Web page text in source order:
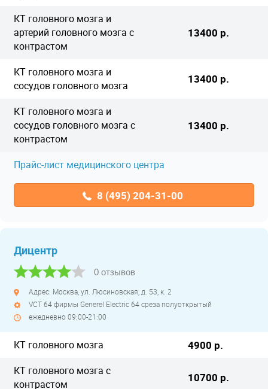
КТ головного мозга и
артерий головного мозга с
контрастом
13400 р.
КТ головного мозга и
сосудов головного мозга
13400 р.
КТ головного мозга и
сосудов головного мозга с
контрастом
13400 р.
Прайс-лист медицинского центра
8 (495) 204-31-00
Дицентр
0 отзывов
Адрес: Москва, ул. Люсиновская, д. 53, к. 2
VCT 64 фирмы Generel Electric 64 среза полуоткрытый
ежедневно 09:00-21:00
КТ головного мозга 4900 р.
КТ головного мозга с
контрастом
10700 р.